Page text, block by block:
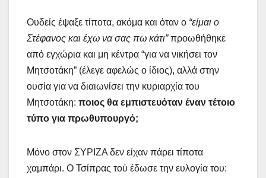
Ουδείς έψαξε τίποτα, ακόμα και όταν ο “είμαι ο
Στέφανος και έχω να σας πω κάτι”προωθήθηκε
από εγχώρια και μη κέντρα “για να νικήσει τον
Μητσοτάκη” (έλεγε αφελώς ο ίδιος), αλλά στην
ουσία για να διαιωνίσει την κυριαρχία του
Μητσοτάκη: ποιος θα εμπιστευόταν έναν τέτοιο
τύπο για πρωθυπουργό;
Μόνο στον ΣΥΡΙΖΑ δεν είχαν πάρει τίποτα
χαμπάρι. Ο Τσίπρας τού έδωσε την ευλογία του: